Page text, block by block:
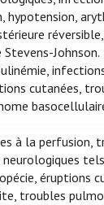
Johnson.
cutanées,
à la
éruptions
troubles